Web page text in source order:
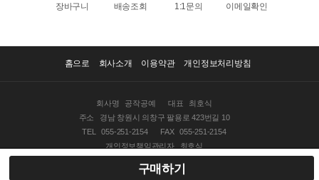
구매하기
장바구니 배송조회 1:1문의 이메일확인
홈으로 회사소개 이용약관 개인정보처리방침
회사명 공작공예 대표
최호식
주소
경남 창원시 의창구 팔용로 423번길 10
TEL
055-251-2154 FAX
055-251-2154
개인정보책임관리자
최호식
제2010-창원의창-0038호